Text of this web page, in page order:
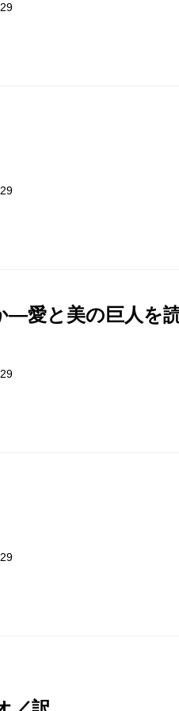
―愛と美の巨人を